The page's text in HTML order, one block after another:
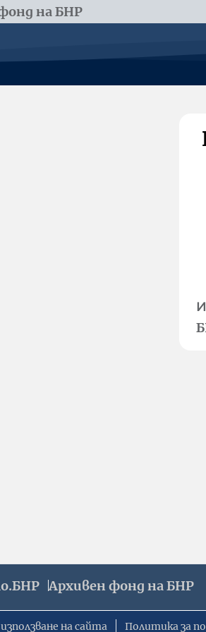
на БНР
Архивен фонд на БНР
на сайта Политика за